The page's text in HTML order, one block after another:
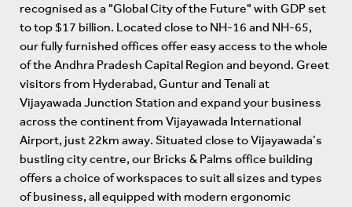
recognised as a "Global City of the Future" with GDP set
to top $17 billion. Located close to NH-16 and NH-65,
our fully furnished offices offer easy access to the whole
of the Andhra Pradesh Capital Region and beyond. Greet
visitors from Hyderabad, Guntur and Tenali at
Vijayawada Junction Station and expand your business
across the continent from Vijayawada International
Airport, just 22km away. Situated close to Vijayawada’s
bustling city centre, our Bricks & Palms office building
offers a choice of workspaces to suit all sizes and types
of business, all equipped with modern ergonomic